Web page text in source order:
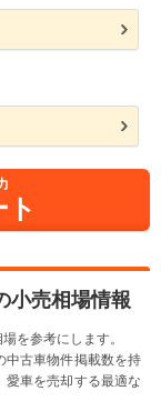
小売相場情報
を参考にします。
中古車物件掲載数を持
愛車を売却する最適な